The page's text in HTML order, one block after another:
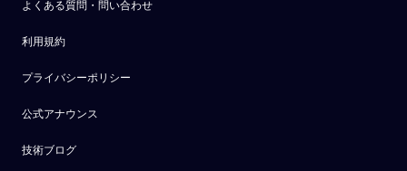
よくある質問・問い合わせ
利用規約
プライバシーポリシー
公式アナウンス
技術ブログ